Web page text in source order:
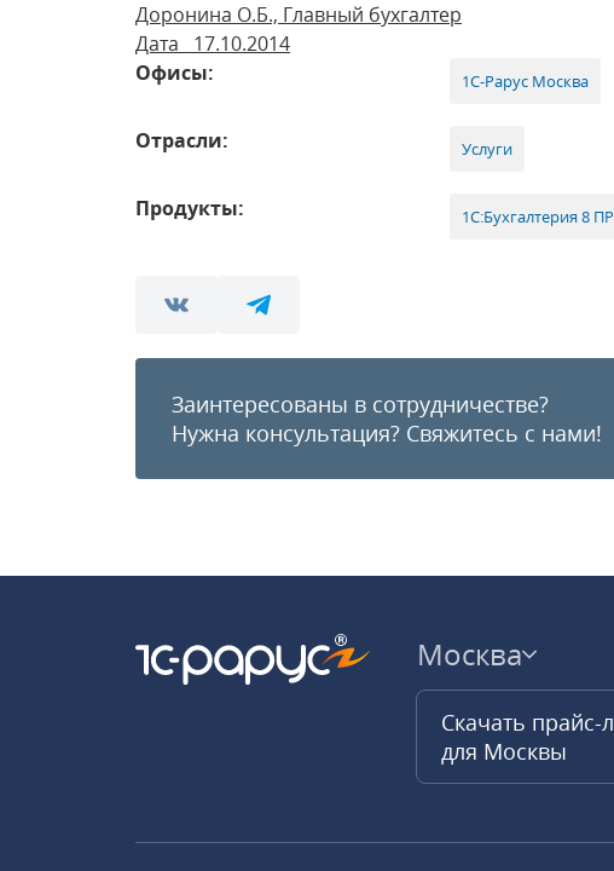
Доронина О.Б., Главный бухгалтер
Дата 17.10.2014
Офисы:
1С-Рарус Москва
Отрасли: Услуги
Продукты: 1С:Бухгалтерия 8
Заинтересованы в сотрудничестве?
Нужна консультация? Свяжитесь с нами!
Москва
Скачать прайс-
для Москвы